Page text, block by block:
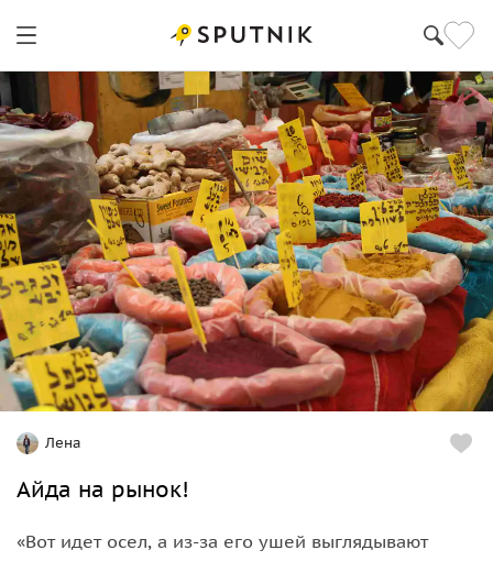
Лена
Айда на рынок!
«Вот идет осел, а из-за его ушей выглядывают